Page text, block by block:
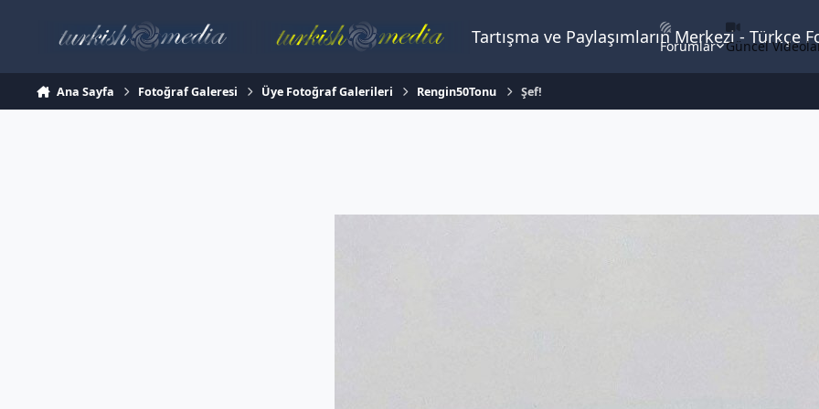
Tartışma ve Paylaşımların Merkezi -
Forumlar Güncel
Ana Sayfa Fotoğraf Galeresi Üye Fotoğraf Galerileri Rengin50Tonu Şef!